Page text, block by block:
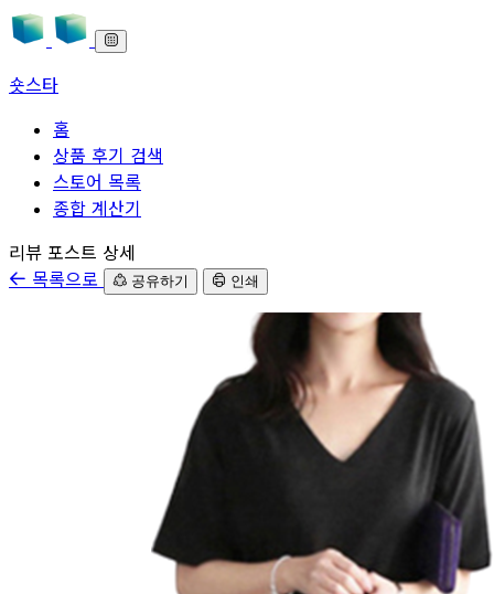
숏스타
홈
상품 후기 검색
스토어 목록
종합 계산기
본문으로 바로가기
리뷰 포스트 상세
목록으로
공유하기 인쇄